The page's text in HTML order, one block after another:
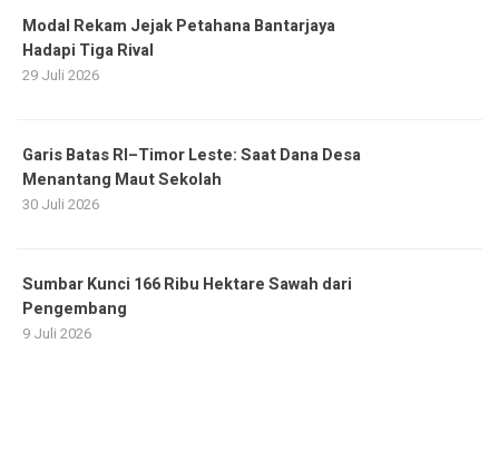
Modal Rekam Jejak Petahana Bantarjaya
Hadapi Tiga Rival
29 Juli 2026
Garis Batas RI–Timor Leste: Saat Dana Desa
Menantang Maut Sekolah
30 Juli 2026
Sumbar Kunci 166 Ribu Hektare Sawah dari
Pengembang
9 Juli 2026